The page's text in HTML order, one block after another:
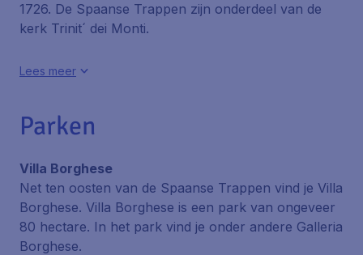
1726. De Spaanse Trappen zijn onderdeel van de
kerk Trinit´ dei Monti.
Lees meer
Parken
Villa Borghese
Net ten oosten van de Spaanse Trappen vind je Villa
Borghese. Villa Borghese is een park van ongeveer
80 hectare. In het park vind je onder andere Galleria
Borghese.